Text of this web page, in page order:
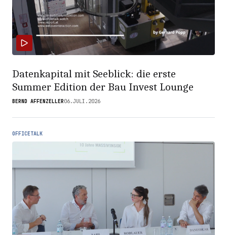
Datenkapital mit Seeblick: die erste
Summer Edition der Bau Invest Lounge
BERND AFFENZELLER06.JULI.2026
OFFICETALK